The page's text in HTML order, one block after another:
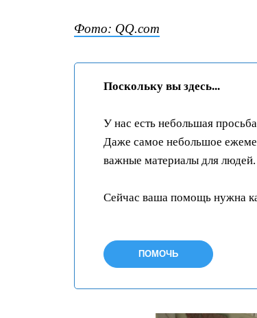
Фото: QQ.com
Поскольку вы здесь...
У нас есть небольшая
Даже самое небольшое
важные материалы для людей.
Сейчас ваша помощь нужна
ПОМОЧЬ